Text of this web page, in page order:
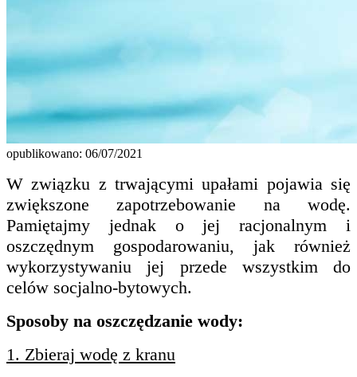
opublikowano: 06/07/2021
W związku z trwającymi upałami pojawia się
zwiększone zapotrzebowanie na wodę.
Pamiętajmy jednak o jej racjonalnym i
oszczędnym gospodarowaniu, jak również
wykorzystywaniu jej przede wszystkim do
celów socjalno-bytowych.
Sposoby na oszczędzanie wody:
1. Zbieraj wodę z kranu